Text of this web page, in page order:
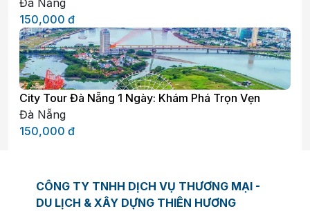
150,000 đ
City Tour Đà Nẵng 1 Ngày: Khám Phá Trọn Vẹn
Đà Nẵng
150,000 đ
CÔNG TY TNHH DỊCH VỤ THƯƠNG MẠI -
DU LỊCH & XÂY DỰNG THIÊN HƯƠNG